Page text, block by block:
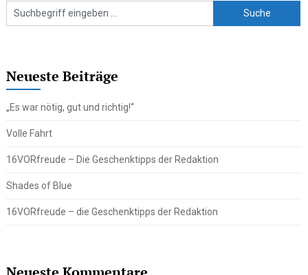
Neueste Beiträge
„Es war nötig, gut und richtig!“
Volle Fahrt
16VORfreude – Die Geschenktipps der Redaktion
Shades of Blue
16VORfreude – die Geschenktipps der Redaktion